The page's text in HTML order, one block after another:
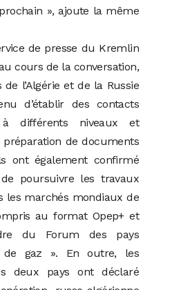
», ajoute la même
de presse du Kremlin
cours de la conversation,
de l’Algérie et de la Russie
d’établir des contacts
différents niveaux et
préparation de documents
ont également confirmé
poursuivre les travaux
les marchés mondiaux de
au format Opep+ et
du Forum des pays
de gaz ». En outre, les
deux pays ont déclaré